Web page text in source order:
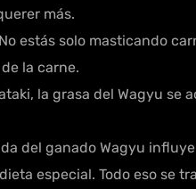
más.
estás solo masticando
la carne.
la grasa del Wagyu
del ganado Wagyu
especial. Todo eso se